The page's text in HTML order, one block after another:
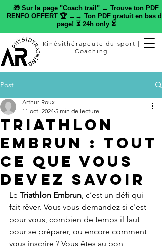
🎁 Sur la page "Coach trail" → Trouve ton PDF
RENFO OFFERT 🏆 →→ Ton PDF gratuit en bas de
page! ⏳ 24h only ⏳
Kinésithérapeute du sport |
Coaching
Post
Triathlon
Embrun : Tout
ce que vous
devez savoir
Arthur Roux
11 oct. 2024 5 min de lecture
Le Triathlon Embrun, c’est un défi qui
fait rêver. Vous vous demandez si c'est
pour vous, combien de temps il faut
pour se préparer, ou encore comment
vous inscrire ? Vous êtes au bon